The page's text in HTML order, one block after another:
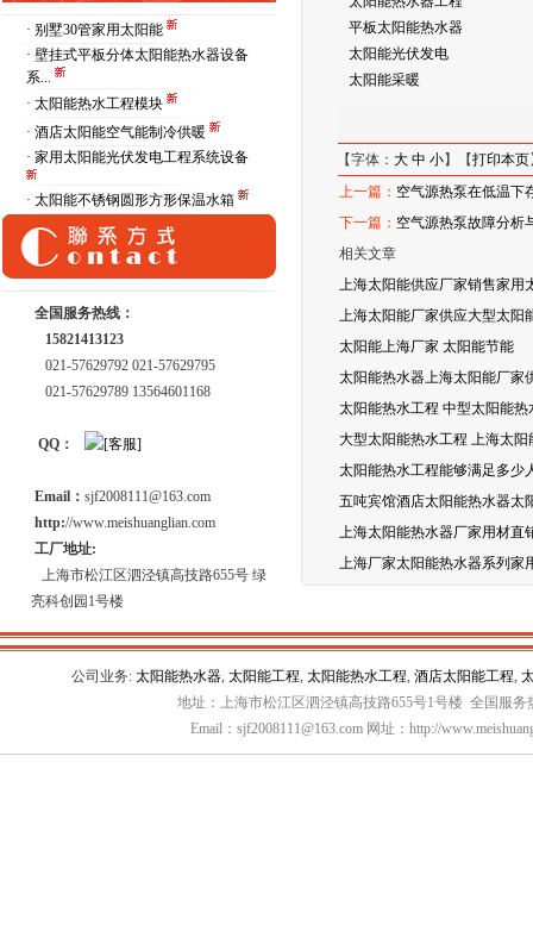
· 别墅30管家用太阳能
· 壁挂式平板分体太阳能热水器设备
系...
· 太阳能热水工程模块
· 酒店太阳能空气能制冷供暖
· 家用太阳能光伏发电工程系统设备
· 太阳能不锈钢圆形方形保温水箱
全国服务热线：
15821413123
021-57629792 021-57629795
021-57629789 13564601168
QQ：
Email： sjf2008111@163.com
http://www.meishuanglian.com
工厂地址:
上海市松江区泗泾镇高技路655号 绿
亮科创园1号楼
平板太阳能热水器
太阳能光伏发电
太阳能采暖
【字体：大 中 小】【打印本页
上一篇： 空气源热泵在低温下
下一篇： 空气源热泵故障分析
相关文章
上海太阳能供应厂家销售家用
上海太阳能厂家供应大型太阳
太阳能上海厂家 太阳能节能
太阳能热水器上海太阳能厂家
太阳能热水工程 中型太阳能热
大型太阳能热水工程 上海太阳
太阳能热水工程能够满足多少
五吨宾馆酒店太阳能热水器太
上海太阳能热水器厂家用材直
上海厂家太阳能热水器系列家
公司业务: 太阳能热水器, 太阳能工程, 太阳能热水工程, 酒店太阳能工程,
地址：上海市松江区泗泾镇高技路655号1号楼 全国服务
Email：sjf2008111@163.com 网址：http://